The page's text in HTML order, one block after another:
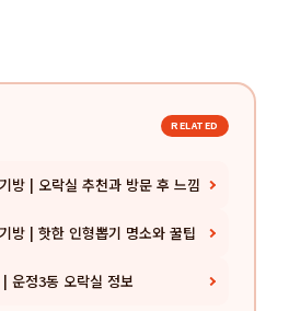
RELATED
방 | 오락실 추천과 방문 후 느낌
방 | 핫한 인형뽑기 명소와 꿀팁
운정3동 오락실 정보